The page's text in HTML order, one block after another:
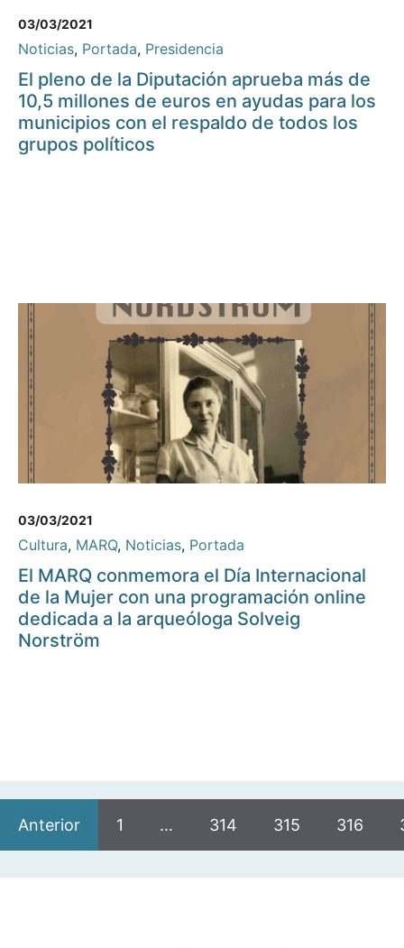
03/03/2021
Noticias, Portada, Presidencia
El pleno de la Diputación aprueba más de
10,5 millones de euros en ayudas para los
municipios con el respaldo de todos los
grupos políticos
03/03/2021
Cultura, MARQ, Noticias, Portada
El MARQ conmemora el Día Internacional
de la Mujer con una programación online
dedicada a la arqueóloga Solveig
Norström
Anterior 1 … 314 315 316